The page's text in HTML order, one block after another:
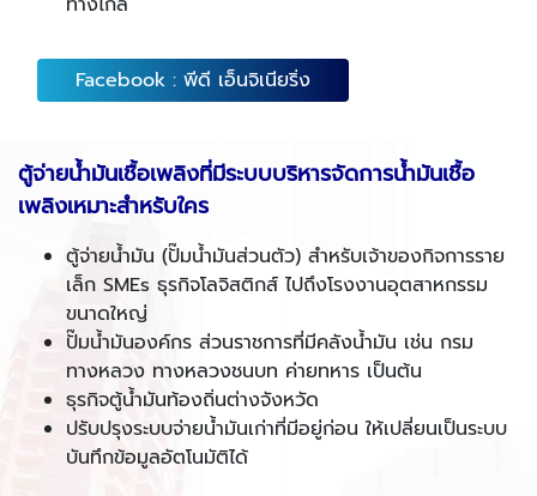
Facebook : พีดี เอ็นจิเนียริ่ง
ตู้จ่ายน้ำมันเชื้อเพลิงที่มีระบบบริหารจัดการน้ำมันเชื้อ
เพลิงเหมาะสำหรับใคร
ตู้จ่ายน้ำมัน (ปั๊มน้ำมันส่วนตัว) สำหรับเจ้าของกิจการราย
เล็ก SMEs ธุรกิจโลจิสติกส์ ไปถึงโรงงานอุตสาหกรรม
ขนาดใหญ่
ปั๊มน้ำมันองค์กร ส่วนราชการที่มีคลังน้ำมัน เช่น กรม
ทางหลวง ทางหลวงชนบท ค่ายทหาร เป็นต้น
ธุรกิจตู้น้ำมันท้องถิ่นต่างจังหวัด
ปรับปรุงระบบจ่ายน้ำมันเก่าที่มีอยู่ก่อน ให้เปลี่ยนเป็นระบบ
บันทึกข้อมูลอัตโนมัติได้